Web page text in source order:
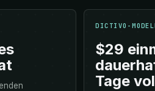
DICTIVO-
$29
Tage